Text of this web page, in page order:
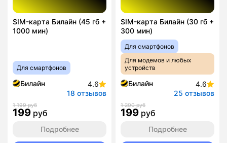
SIM-карта Билайн (45 гб +
1000 мин)
Для смартфонов
Билайн
4.6
18 отзывов
1 199 руб
199 руб
Подробнее
SIM-карта Билайн (30 гб +
300 мин)
Для смартфонов
Для модемов и любых
устройств
Билайн
4.6
25 отзывов
1 200 руб
199 руб
Подробнее